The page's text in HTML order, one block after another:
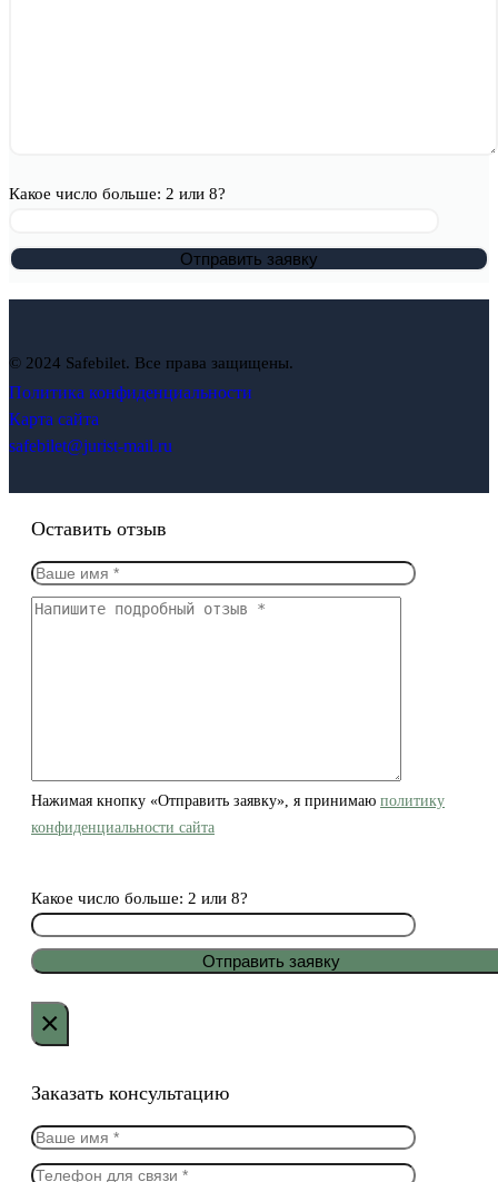
Какое число больше: 2 или 8?
© 2024 Safebilet. Все права защищены.
Политика конфиденциальности
Карта сайта
safebilet@jurist-mail.ru
Оставить отзыв
Нажимая кнопку «Отправить заявку», я принимаю политику
конфиденциальности сайта
Какое число больше: 2 или 8?
×
Заказать консультацию